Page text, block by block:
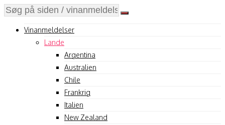
Vinanmeldelser
Lande
Argentina
Australien
Chile
Frankrig
Italien
New Zealand